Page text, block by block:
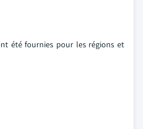
été fournies pour les régions et